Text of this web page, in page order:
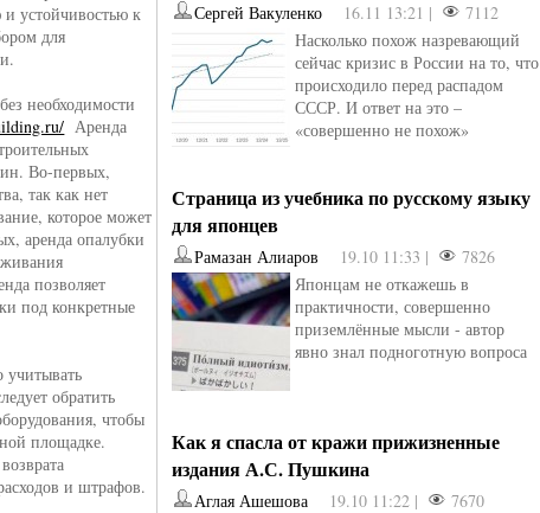
и устойчивостью к
для
необходимости
Аренда
Во-первых,
так как нет
которое может
аренда опалубки
позволяет
под конкретные
обратить
чтобы
площадке.
и штрафов.
Сергей Вакуленко 16.11 13:21 |
7112
Насколько похож назревающий
сейчас кризис в России на то, что
происходило перед распадом
СССР. И ответ на это –
«совершенно не похож»
Страница из учебника по русскому языку
для японцев
Рамазан Алиаров 19.10 11:33 |
7826
Японцам не откажешь в
практичности, совершенно
приземлённые мысли - автор
явно знал подноготную вопроса
Как я спасла от кражи прижизненные
издания А.С. Пушкина
Аглая Ашешова 19.10 11:22 |
7670